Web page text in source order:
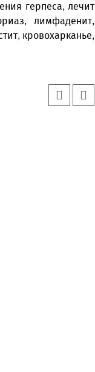
герпеса, лечит
лимфаденит,
кровохарканье,